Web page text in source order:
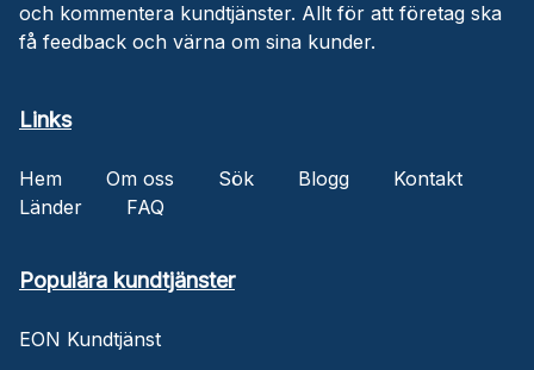
och kommentera kundtjänster. Allt för att företag ska
få feedback och värna om sina kunder.
Links
Hem Om oss Sök Blogg
Kontakt
Länder
FAQ
Populära kundtjänster
EON Kundtjänst